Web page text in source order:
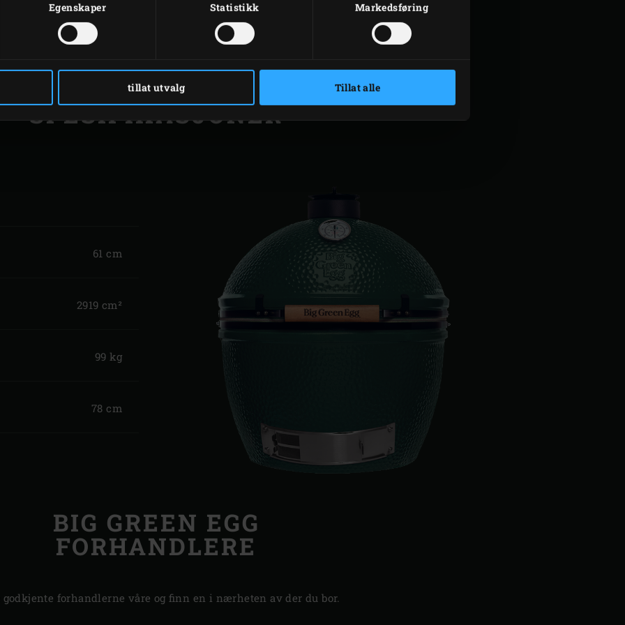
Egenskaper Statistikk Markedsføring
tillat utvalg Tillat alle
SPESIFIKASJONER
61 cm
2919 cm²
99 kg
78 cm
BIG GREEN EGG
FORHANDLERE
godkjente forhandlerne våre og finn en i nærheten av der du bor.